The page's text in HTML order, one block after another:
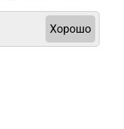
Хорошо